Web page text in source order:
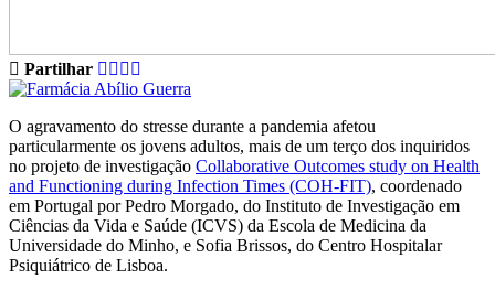
Partilhar
O agravamento do stresse durante a pandemia afetou
particularmente os jovens adultos, mais de um terço dos inquiridos
no projeto de investigação Collaborative Outcomes study on Health
and Functioning during Infection Times (COH-FIT), coordenado
em Portugal por Pedro Morgado, do Instituto de Investigação em
Ciências da Vida e Saúde (ICVS) da Escola de Medicina da
Universidade do Minho, e Sofia Brissos, do Centro Hospitalar
Psiquiátrico de Lisboa.